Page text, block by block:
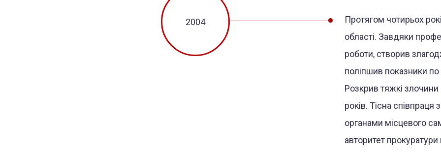
2004
Протягом чотирьох
області. Завдяки
роботи, створив
поліпшив показники по
Розкрив тяжкі
років. Тісна
органами місцевого
авторитет